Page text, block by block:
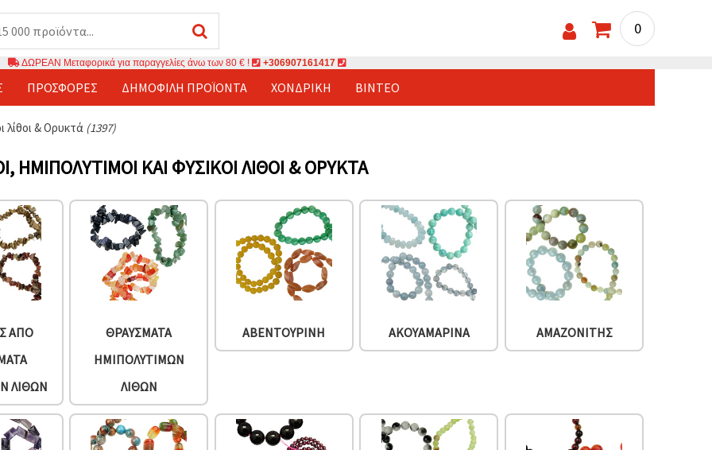
0
ΔΩΡΕΑΝ Μεταφορικά για παραγγελίες άνω των 80 € ! +306907161417
ΠΡΟΣΦΟΡΈΣ ΔΗΜΟΦΙΛΉ ΠΡΟΪΌΝΤΑ ΧΟΝΔΡΙΚΉ ΒΊΝΤΕΟ
λίθοι & Ορυκτά (1397)
ΗΜΙΠΟΛΎΤΙΜΟΙ ΚΑΙ ΦΥΣΙΚΟΊ ΛΊΘΟΙ & ΟΡΥΚΤΆ
ΑΠΌ
ΛΊΘΩΝ
ΘΡΑΎΣΜΑΤΑ
ΗΜΙΠΟΛΎΤΙΜΩΝ
ΛΊΘΩΝ
ΑΒΕΝΤΟΥΡΊΝΗ ΑΚΟΥΑΜΑΡΊΝΑ ΑΜΑΖΟΝΊΤΗΣ